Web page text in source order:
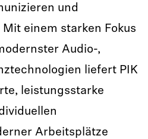
und
einem starken Fokus
Audio-,
liefert PIK
leistungsstarke
Arbeitsplätze